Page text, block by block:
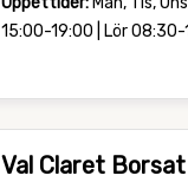
15:00-19:00 | Lör
Val Claret